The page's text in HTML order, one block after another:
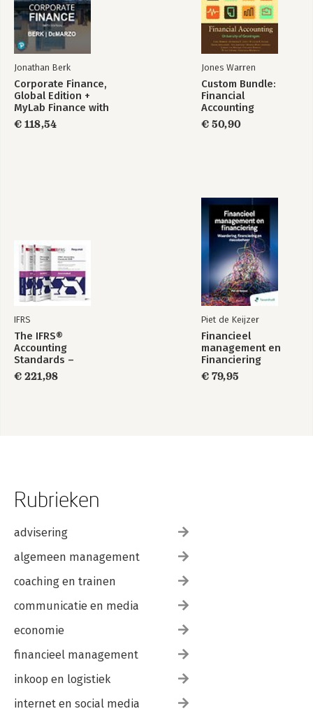
Jonathan Berk
Corporate Finance,
Global Edition +
MyLab Finance with
Pearson eText
(Package)
€ 118,54
Jones Warren
Custom Bundle:
Financial
Accounting
€ 50,90
IFRS
The IFRS®
Accounting
Standards –
Required Annotated
1 January 2026
€ 221,98
Piet de Keijzer
Financieel
management en
Financiering
€ 79,95
Rubrieken
advisering
algemeen management
coaching en trainen
communicatie en media
economie
financieel management
inkoop en logistiek
internet en social media